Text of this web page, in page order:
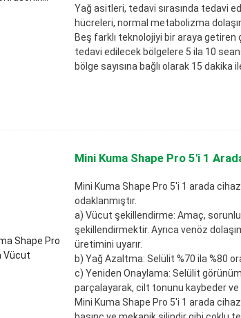
Yağ asitleri, tedavi sırasında tedavi
hücreleri, normal metabolizma
Beş farklı teknolojiyi bir araya getiren
tedavi edilecek bölgelere 5 ila 10
bölge sayısına bağlı olarak 15 dakika
Mini Kuma Shape Pro 5'i 1
Mini Kuma Shape Pro 5'i 1 arada
odaklanmıştır.
a) Vücut şekillendirme: Amaç,
şekillendirmektir. Ayrıca venöz
üretimini uyarır.
b) Yağ Azaltma: Selülit %70 ila %80
c) Yeniden Onaylama: Selülit
parçalayarak, cilt tonunu kaybeder
Mini Kuma Shape Pro 5'i 1 arada